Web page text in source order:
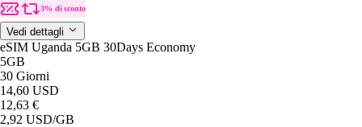
3% di sconto
Vedi dettagli
eSIM Uganda 5GB 30Days Economy
5GB
30 Giorni
14,60 USD
12,63 €
2,92 USD/GB